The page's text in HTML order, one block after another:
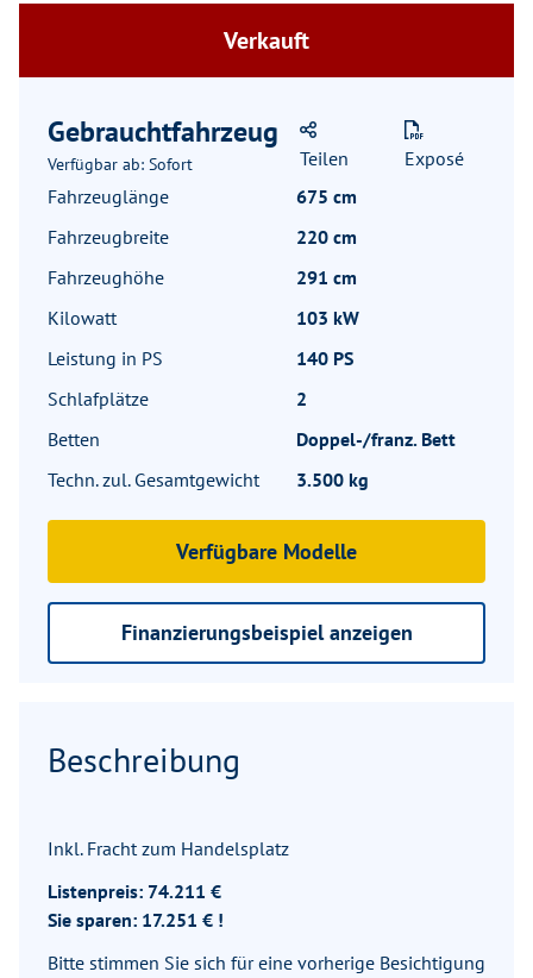
Verkauft
Gebrauchtfahrzeug
Verfügbar ab: Sofort Teilen
Exposé
Fahrzeuglänge
675 cm
Fahrzeugbreite
220 cm
Fahrzeughöhe
291 cm
Kilowatt
103 kW
Leistung in PS
140 PS
Schlafplätze
2
Betten
Doppel-/franz. Bett
Techn. zul. Gesamtgewicht
3.500 kg
Verfügbare Modelle
Finanzierungsbeispiel anzeigen
Beschreibung
Inkl. Fracht zum Handelsplatz
Listenpreis: 74.211 €
Sie sparen: 17.251 € !
Bitte stimmen Sie sich für eine vorherige Besichtigung